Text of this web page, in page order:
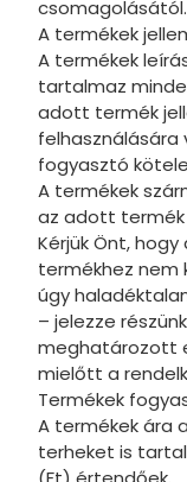
csomagolásától.
A termékek
A termékek
tartalmaz
adott termék
fogyasztó
A termékek
az adott
Kérjük Önt,
termékhez
úgy
– jelezze
meghatározott
mielőtt a
Termékek
A termékek ára
terheket is